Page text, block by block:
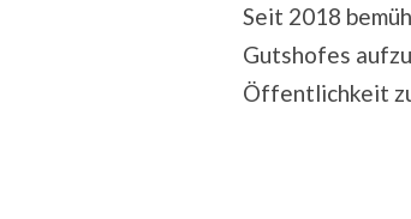
Seit 2018
Gutshofes
Öffentlichkeit